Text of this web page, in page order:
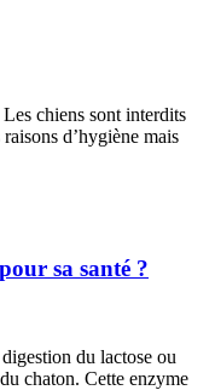
chiens sont interdits
d’hygiène mais
sa santé ?
du lactose ou
chaton. Cette enzyme